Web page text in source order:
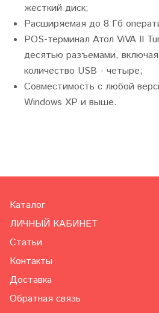
жесткий диск;
Расширяемая до 8 Гб
POS-терминал Атол ViVA II
десятью разъемами,
количество USB - четыре;
Совместимость с любой
Windows XP и выше.
Каталог
ЛИЧНЫЙ КАБИНЕТ
Статьи
Контакты
Доставка
Обратная связь